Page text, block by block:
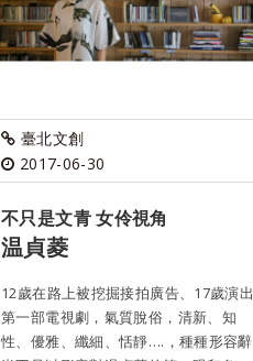
臺北文創
2017-06-30
不只是文青 女伶視角
温貞菱
12歲在路上被挖掘接拍廣告、17歲演出
第一部電視劇，氣質脫俗，清新、知
性、優雅、纖細、恬靜….，種種形容辭